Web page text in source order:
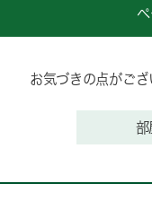
お気づきの点がござ
部